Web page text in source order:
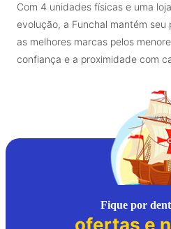
Com 4 unidades físicas e uma
evolução, a Funchal mantém
as melhores marcas pelos
confiança e a proximidade com
Fique por
ofertas e